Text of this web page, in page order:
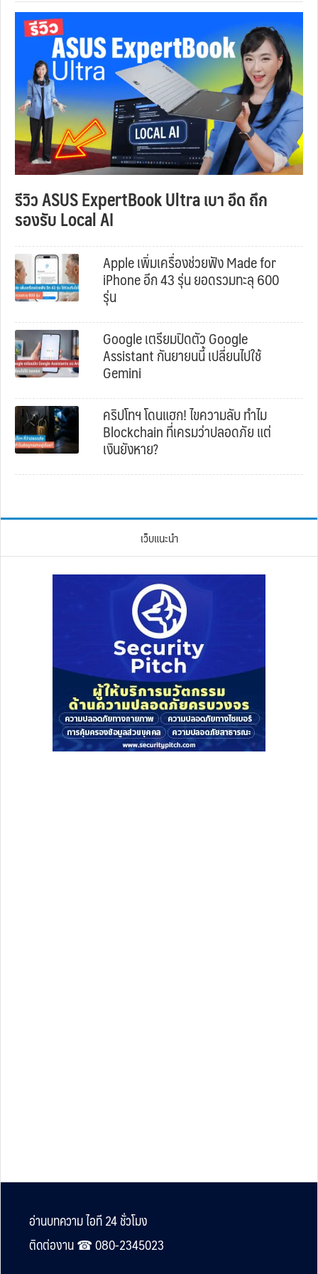
รีวิว ASUS ExpertBook Ultra เบา อึด ถึก
รองรับ Local AI
Apple เพิ่มเครื่องช่วยฟัง Made for
iPhone อีก 43 รุ่น ยอดรวมทะลุ 600
รุ่น
Google เตรียมปิดตัว Google
Assistant กันยายนนี้ เปลี่ยนไปใช้
Gemini
คริปโทฯ โดนแฮก! ไขความลับ ทำไม
Blockchain ที่เครมว่าปลอดภัย แต่
เงินยังหาย?
เว็บแนะนำ
Footer
อ่านบทความ ไอที 24 ชั่วโมง
ติดต่องาน ☎︎ 080-2345023